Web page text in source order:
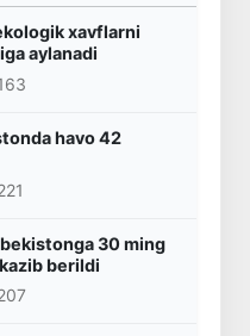
xavflarni
aylanadi
havo 42
30 ming
berildi